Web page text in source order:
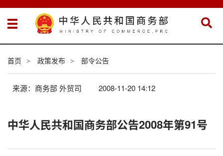
首页 > 政策发布 > 部令公告
来源：商务部 外贸司 2008-11-20 14:12
中华人民共和国商务部公告2008年第91号